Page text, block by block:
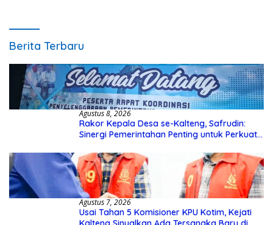
Berita Terbaru
Agustus 8, 2026
Rakor Kepala Desa se-Kalteng, Safrudin:
Sinergi Pemerintahan Penting untuk Perkuat
Agustus 7, 2026
Usai Tahan 5 Komisioner KPU Kotim, Kejati